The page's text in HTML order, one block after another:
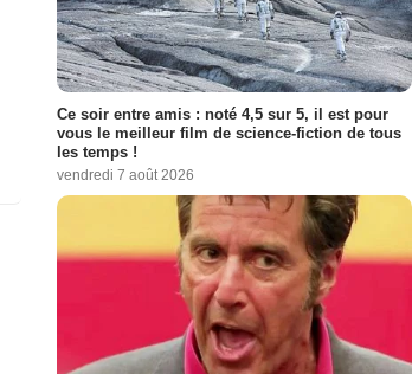
Ce soir entre amis : noté 4,5 sur 5, il est pour
vous le meilleur film de science-fiction de tous
les temps !
vendredi 7 août 2026